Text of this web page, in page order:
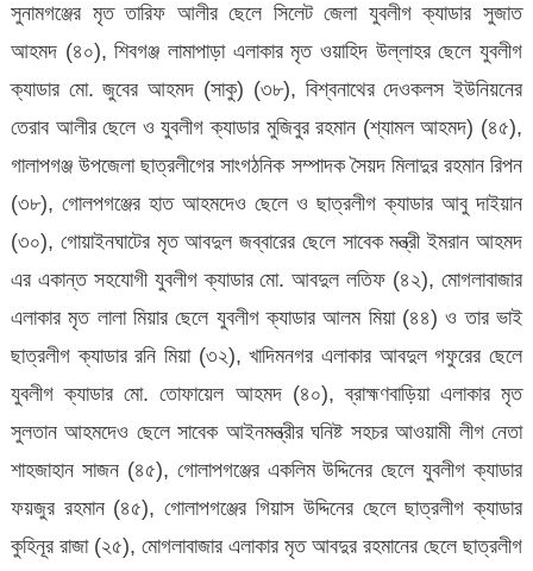
সুনামগঞ্জের মৃত তারিফ আলীর ছেলে সিলেট জেলা যুবলীগ ক্যাডার সুজাত
আহমদ (৪০), শিবগঞ্জ লামাপাড়া এলাকার মৃত ওয়াহিদ উল্লাহর ছেলে যুবলীগ
ক্যাডার মো. জুবের আহমদ (সাকু) (৩৮), বিশ্বনাথের দেওকলস ইউনিয়নের
তেরাব আলীর ছেলে ও যুবলীগ ক্যাডার মুজিবুর রহমান (শ্যামল আহমদ) (৪৫),
গালাপগঞ্জ উপজেলা ছাত্রলীগের সাংগঠনিক সম্পাদক সৈয়দ মিলাদুর রহমান রিপন
(৩৮), গোলপগঞ্জের হাত আহমদেও ছেলে ও ছাত্রলীগ ক্যাডার আবু দাইয়ান
(৩০), গোয়াইনঘাটের মৃত আবদুল জব্বারের ছেলে সাবেক মন্ত্রী ইমরান আহমদ
এর একান্ত সহযোগী যুবলীগ ক্যাডার মো. আবদুল লতিফ (৪২), মোগলাবাজার
এলাকার মৃত লালা মিয়ার ছেলে যুবলীগ ক্যাডার আলম মিয়া (৪৪) ও তার ভাই
ছাত্রলীগ ক্যাডার রনি মিয়া (৩২), খাদিমনগর এলাকার আবদুল গফুরের ছেলে
যুবলীগ ক্যাডার মো. তোফায়েল আহমদ (৪০), ব্রাহ্মণবাড়িয়া এলাকার মৃত
সুলতান আহমদেও ছেলে সাবেক আইনমন্ত্রীর ঘনিষ্ট সহচর আওয়ামী লীগ নেতা
শাহজাহান সাজন (৪৫), গোলাপগঞ্জের একলিম উদ্দিনের ছেলে যুবলীগ ক্যাডার
ফয়জুর রহমান (৪৫), গোলাপগঞ্জের গিয়াস উদ্দিনের ছেলে ছাত্রলীগ ক্যাডার
কুহিনূর রাজা (২৫), মোগলাবাজার এলাকার মৃত আবদুর রহমানের ছেলে ছাত্রলীগ